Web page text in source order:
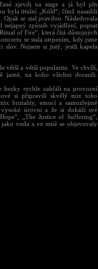
zjevili na stage a já byl pln
byla titulní „Köld“, čímž nasadili
se stal pravdou. Následovala
nejapný způsob vyjádření, popsat
of Fire“, která čítá důstojných
se stala utrpením, kdy jsme
slov. Nejsem si jistý, jestli kapela
větší a větší popularitu. Ve chvíli,
jasné, na koho všichni dorazili.
hezky rychle zahřáli na provozní
si připravili skvělý mix toho
brutality, emocí a samozřejmě
úrovni a že si dokáží své
„The Justice of Suffering“,
voda a ve mně se objevovaly